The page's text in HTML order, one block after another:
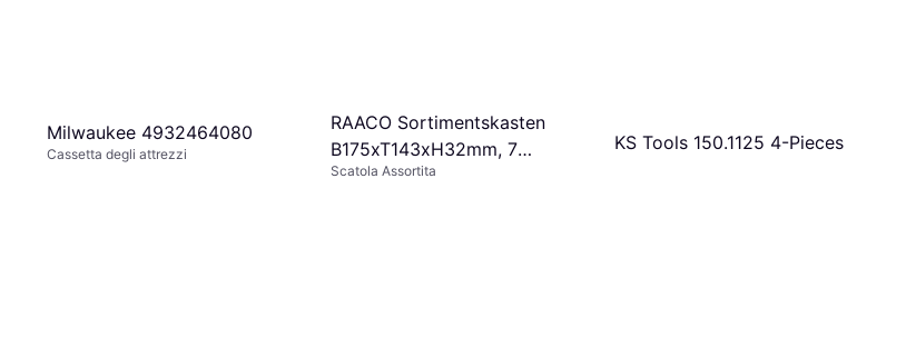
Milwaukee 4932464080
Cassetta degli attrezzi
RAACO Sortimentskasten
B175xT143xH32mm, 7
Fächer transp.dunkelblau
Scatola Assortita
KS Tools 150.1125 4-Pieces